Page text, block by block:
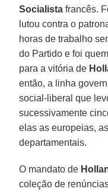
Socialista francês.
lutou contra o
horas de trabalho
do Partido e foi
para a vitória de
então, a linha
social-liberal que
sucessivamente
elas as europeias,
departamentais.
O mandato de
coleção de